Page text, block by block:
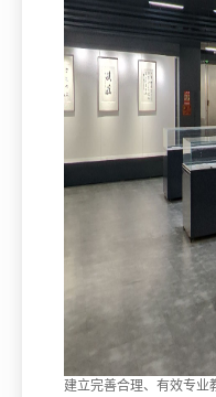
建立完善合理、有效专业